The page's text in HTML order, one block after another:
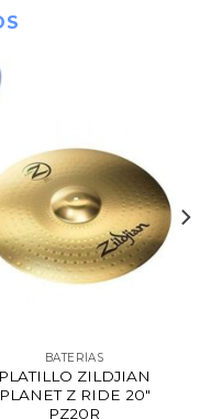
BATERÍAS
PLATILLO ZILDJIAN
PLANET Z RIDE 20″
PZ20R